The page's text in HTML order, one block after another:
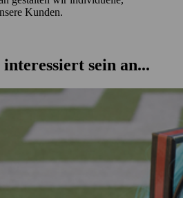
Kunden.
sein an...